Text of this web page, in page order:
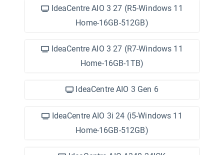
IdeaCentre AIO 3 27 (R5-Windows 11
Home-16GB-512GB)
IdeaCentre AIO 3 27 (R7-Windows 11
Home-16GB-1TB)
IdeaCentre AIO 3 Gen 6
IdeaCentre AIO 3i 24 (i5-Windows 11
Home-16GB-512GB)